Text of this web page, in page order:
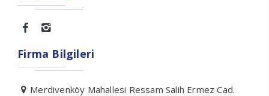
Firma Bilgileri
Merdivenköy Mahallesi Ressam Salih Ermez Cad.